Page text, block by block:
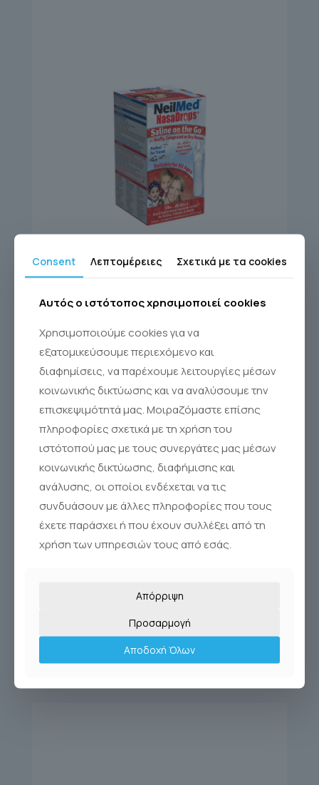
SINUS RINSE
Sinus Rinse®
Consent Λεπτομέρειες Σχετικά με τα cookies
Αυτός ο ιστότοπος χρησιμοποιεί cookies
Χρησιμοποιούμε cookies για να
εξατομικεύσουμε περιεχόμενο και
διαφημίσεις, να παρέχουμε λειτουργίες μέσων
κοινωνικής δικτύωσης και να αναλύσουμε την
επισκεψιμότητά μας. Μοιραζόμαστε επίσης
πληροφορίες σχετικά με τη χρήση του
ιστότοπού μας με τους συνεργάτες μας μέσων
κοινωνικής δικτύωσης, διαφήμισης και
ανάλυσης, οι οποίοι ενδέχεται να τις
συνδυάσουν με άλλες πληροφορίες που τους
έχετε παράσχει ή που έχουν συλλέξει από τη
χρήση των υπηρεσιών τους από εσάς.
Απόρριψη
Προσαρμογή
Αποδοχή Όλων